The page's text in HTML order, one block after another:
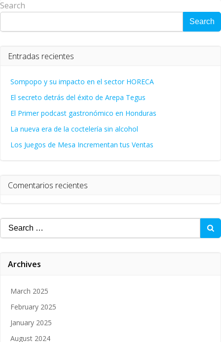
Search
Search
Entradas recientes
Sompopo y su impacto en el sector HORECA
El secreto detrás del éxito de Arepa Tegus
El Primer podcast gastronómico en Honduras
La nueva era de la coctelería sin alcohol
Los Juegos de Mesa Incrementan tus Ventas
Comentarios recientes
Search
for:
Archives
March 2025
February 2025
January 2025
August 2024